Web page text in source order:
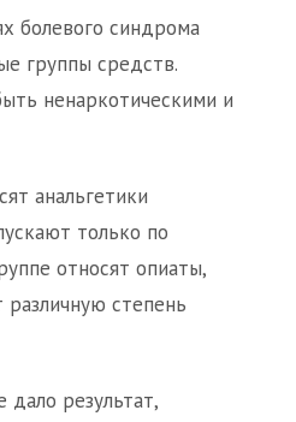
болевого синдрома
группы средств.
ненаркотическими и
анальгетики
только по
относят опиаты,
степень
дало результат,